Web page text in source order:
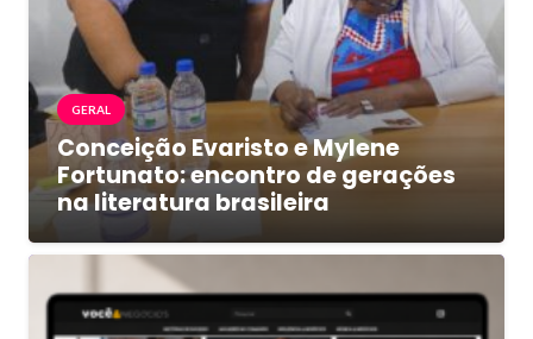
GERAL
Conceição Evaristo e Mylene
Fortunato: encontro de gerações
na literatura brasileira